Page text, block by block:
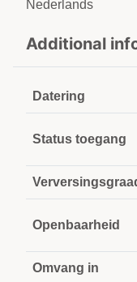
Nederlands
Additional
Datering
Status toegang
Openbaarheid
Omvang in